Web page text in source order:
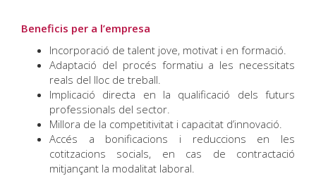
Beneficis per a l’empresa
Incorporació de talent jove, motivat i en formació.
Adaptació del procés formatiu a les necessitats
reals del lloc de treball.
Implicació directa en la qualificació dels futurs
professionals del sector.
Millora de la competitivitat i capacitat d’innovació.
Accés a bonificacions i reduccions en les
cotitzacions socials, en cas de contractació
mitjançant la modalitat laboral.